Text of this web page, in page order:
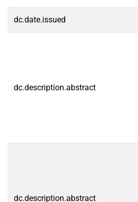
dc.date.issued
dc.description.abstract
dc.description.abstract